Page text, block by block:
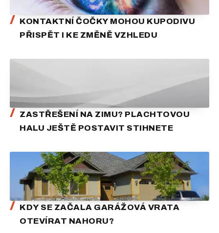
KONTAKTNÍ ČOČKY MOHOU KUPODIVU
PŘISPĚT I KE ZMĚNĚ VZHLEDU
ZASTŘEŠENÍ NA ZIMU? PLACHTOVOU
HALU JEŠTĚ POSTAVIT STIHNETE
KDY SE ZAČALA GARÁŽOVÁ VRATA
OTEVÍRAT NAHORU?